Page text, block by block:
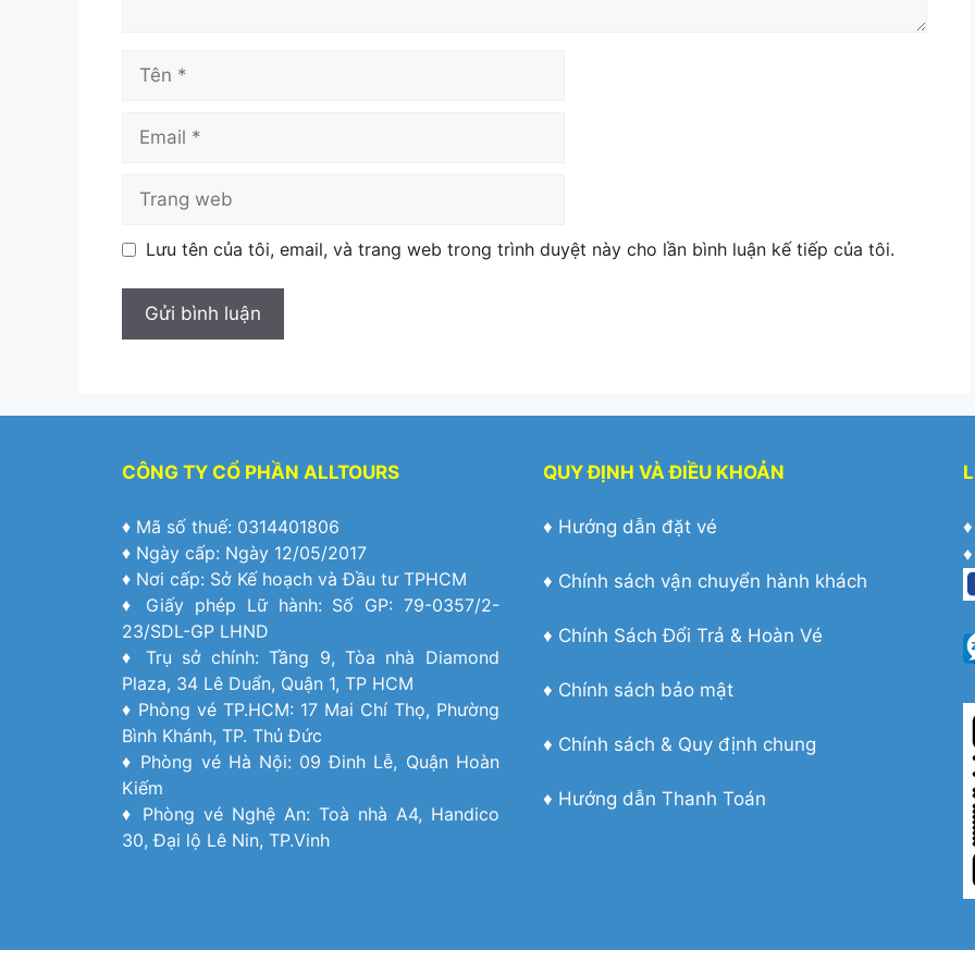
Tên
Email
Trang
Lưu tên của tôi, email, và trang web trong trình duyệt này cho lần bình luận kế tiếp của tôi.
CÔNG TY CỔ PHẦN ALLTOURS
♦ Mã số thuế: 0314401806
♦ Ngày cấp: Ngày 12/05/2017
♦ Nơi cấp: Sở Kế hoạch và Đầu tư TPHCM
♦ Giấy phép Lữ hành: Số GP: 79-0357/2-
23/SDL-GP LHND
♦ Trụ sở chính: Tầng 9, Tòa nhà Diamond
Plaza, 34 Lê Duẩn, Quận 1, TP HCM
♦ Phòng vé TP.HCM: 17 Mai Chí Thọ, Phường
Bình Khánh, TP. Thủ Đức
♦ Phòng vé Hà Nội: 09 Đinh Lễ, Quận Hoàn
Kiếm
♦ Phòng vé Nghệ An: Toà nhà A4, Handico
30, Đại lộ Lê Nin, TP.Vinh
QUY ĐỊNH VÀ ĐIỀU KHOẢN
♦ Hướng dẫn đặt vé
♦ Chính sách vận chuyển hành khách
♦ Chính Sách Đổi Trả & Hoàn Vé
♦ Chính sách bảo mật
♦ Chính sách & Quy định chung
♦ Hướng dẫn Thanh Toán